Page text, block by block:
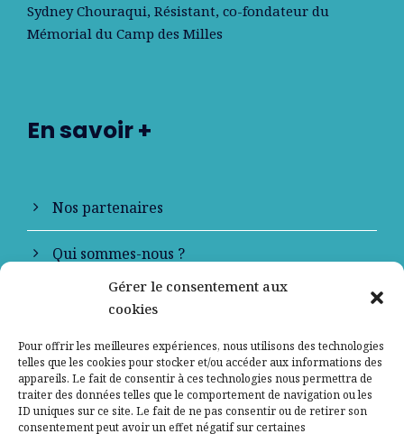
Gérer le consentement aux
cookies
Pour offrir les meilleures expériences, nous utilisons des technologies
telles que les cookies pour stocker et/ou accéder aux informations des
appareils. Le fait de consentir à ces technologies nous permettra de
traiter des données telles que le comportement de navigation ou les
ID uniques sur ce site. Le fait de ne pas consentir ou de retirer son
consentement peut avoir un effet négatif sur certaines
Sydney Chouraqui, Résistant, co-fondateur du
Mémorial du Camp des Milles
En savoir +
Nos partenaires
Qui sommes-nous ?
Contactez-nous
Mentions légales
Politique de confidentialité